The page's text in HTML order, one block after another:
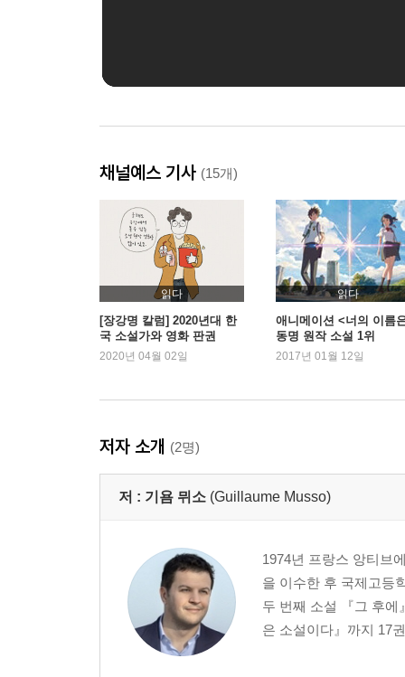
채널예스 기사 (15개)
읽다
[장강명 칼럼] 2020년대 한
국 소설가와 영화 판권
2020년 04월 02일
읽다
애니메이션 <너의 이름
동명 원작 소설 1위
2017년 01월 12일
저자 소개 (2명)
저 : 기욤 뮈소 (Guillaume Musso)
1974년 프랑스 앙티브
을 이수한 후 국제고등
두 번째 소설 『그 후
은 소설이다』까지 17